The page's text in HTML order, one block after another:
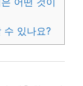
수 있나요?